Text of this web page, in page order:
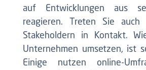
auf Entwicklungen aus
reagieren. Treten Sie auch
Stakeholdern in Kontakt.
Unternehmen umsetzen, ist
Einige nutzen online-